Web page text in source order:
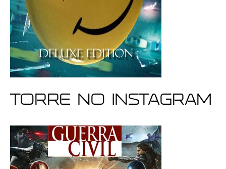
Torre no Instagram